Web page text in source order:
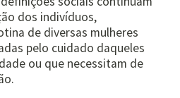
dos indivíduos,
de diversas mulheres
pelo cuidado daqueles
ou que necessitam de